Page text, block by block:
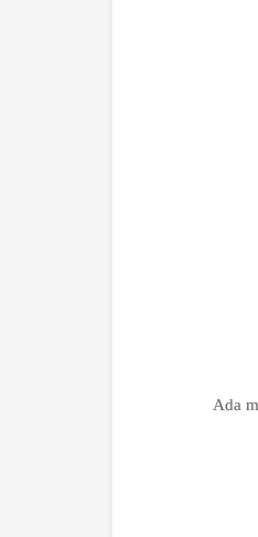
Ada